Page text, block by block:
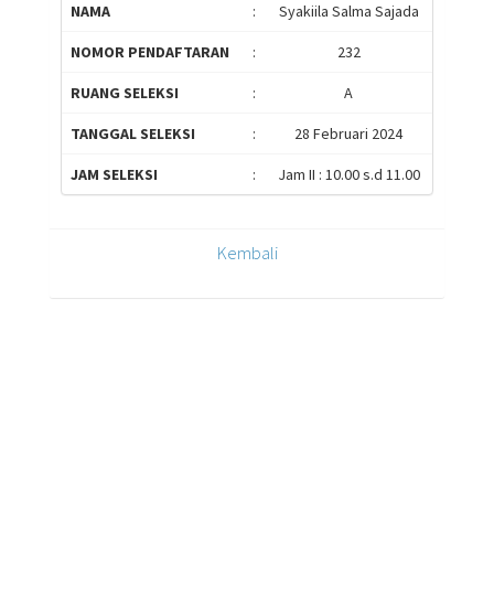
NAMA : Syakiila Salma Sajada
NOMOR PENDAFTARAN : 232
RUANG SELEKSI : A
TANGGAL SELEKSI : 28 Februari 2024
JAM SELEKSI : Jam II : 10.00 s.d 11.00
Kembali